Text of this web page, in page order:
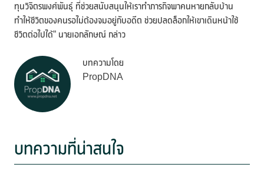
ทุนวิจิตรพงศ์พันธุ์ ที่ช่วยสนับสนุนให้เราทำภารกิจพาคนหายกลับบ้าน
ทำให้ชีวิตของคนรอไม่ต้องจมอยู่กับอดีต ช่วยปลดล็อกให้เขาเดินหน้าใช้
ชีวิตต่อไปได้” นายเอกลักษณ์ กล่าว
บทความโดย
PropDNA
บทความที่น่าสนใจ